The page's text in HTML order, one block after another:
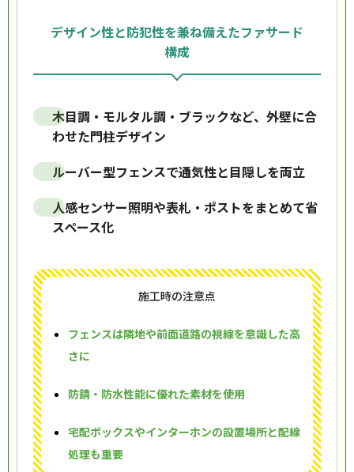
デザイン性と防犯性を兼ね備えたファサード
構成
木目調・モルタル調・ブラックなど、外壁に合
わせた門柱デザイン
ルーバー型フェンスで通気性と目隠しを両立
人感センサー照明や表札・ポストをまとめて省
スペース化
施工時の注意点
フェンスは隣地や前面道路の視線を意識した高
さに
防錆・防水性能に優れた素材を使用
宅配ボックスやインターホンの設置場所と配線
処理も重要